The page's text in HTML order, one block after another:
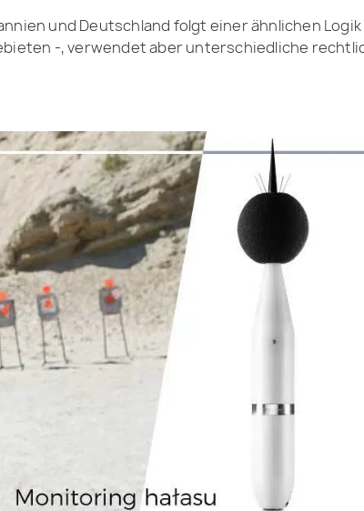
und Deutschland folgt einer ähnlichen Logik
-, verwendet aber unterschiedliche